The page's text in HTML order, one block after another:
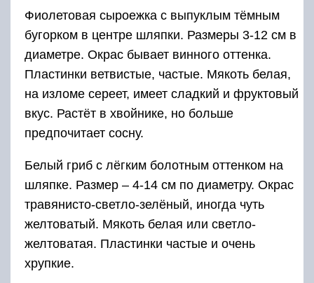
Фиолетовая сыроежка с выпуклым тёмным
бугорком в центре шляпки. Размеры 3-12 см в
диаметре. Окрас бывает винного оттенка.
Пластинки ветвистые, частые. Мякоть белая,
на изломе сереет, имеет сладкий и фруктовый
вкус. Растёт в хвойнике, но больше
предпочитает сосну.
Белый гриб с лёгким болотным оттенком на
шляпке. Размер – 4-14 см по диаметру. Окрас
травянисто-светло-зелёный, иногда чуть
желтоватый. Мякоть белая или светло-
желтоватая. Пластинки частые и очень
хрупкие.